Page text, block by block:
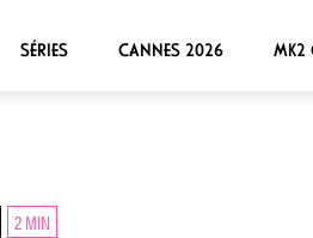
SÉRIES CANNES 2026 MK2
2 MIN